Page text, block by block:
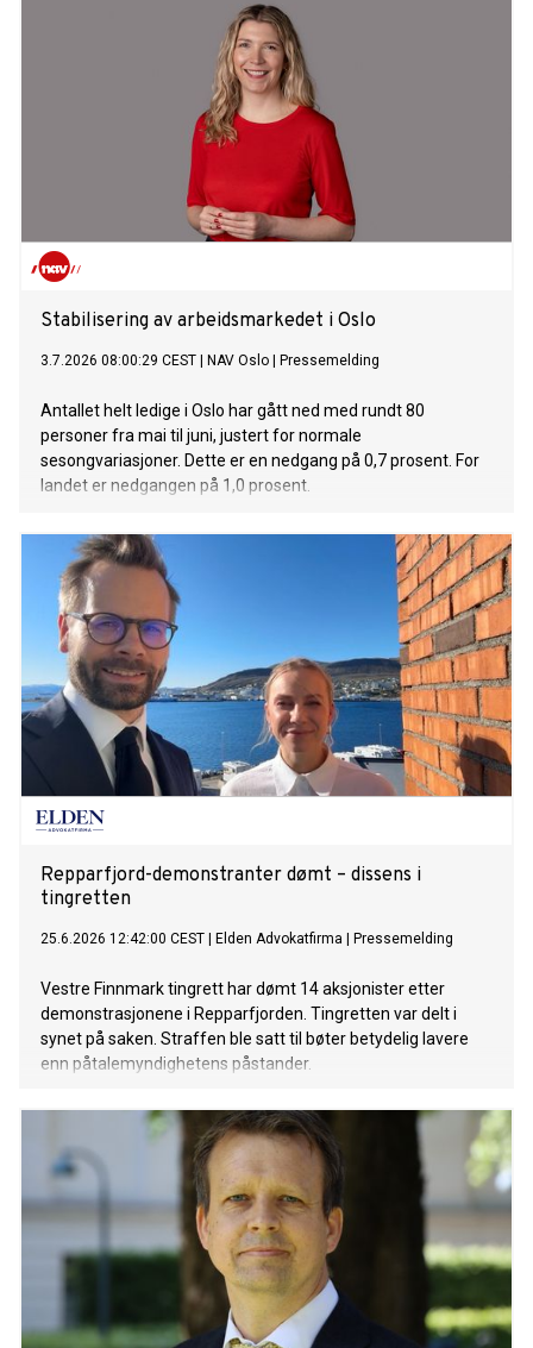
Stabilisering av arbeidsmarkedet i Oslo
3.7.2026 08:00:29 CEST NAV Oslo Pressemelding
Antallet helt ledige i Oslo har gått ned med rundt 80
personer fra mai til juni, justert for normale
sesongvariasjoner. Dette er en nedgang på 0,7 prosent. For
landet er nedgangen på 1,0 prosent.
Repparfjord-demonstranter dømt – dissens i
tingretten
25.6.2026 12:42:00 CEST Elden Advokatfirma Pressemelding
Vestre Finnmark tingrett har dømt 14 aksjonister etter
demonstrasjonene i Repparfjorden. Tingretten var delt i
synet på saken. Straffen ble satt til bøter betydelig lavere
enn påtalemyndighetens påstander.